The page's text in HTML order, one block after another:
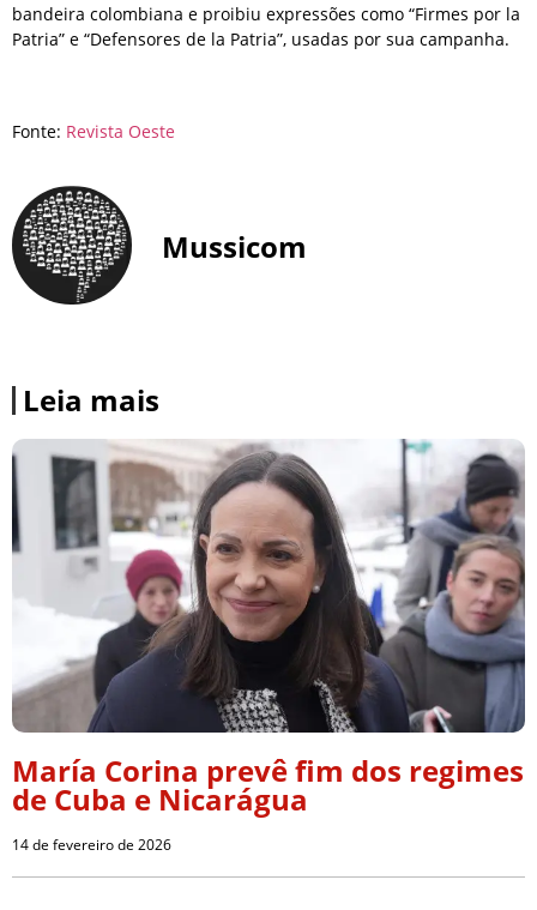
bandeira colombiana e proibiu expressões como “Firmes por la
Patria” e “Defensores de la Patria”, usadas por sua campanha.
Fonte: Revista Oeste
Mussicom
Leia mais
María Corina prevê fim dos regimes
de Cuba e Nicarágua
14 de fevereiro de 2026